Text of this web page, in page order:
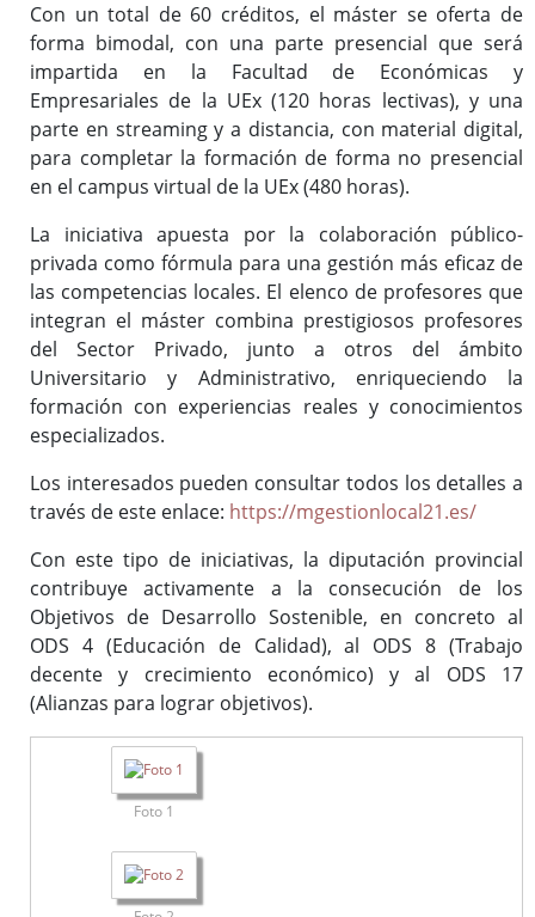
Con un total de 60 créditos, el máster se oferta de
forma bimodal, con una parte presencial que será
impartida en la Facultad de Económicas y
Empresariales de la UEx (120 horas lectivas), y una
parte en streaming y a distancia, con material digital,
para completar la formación de forma no presencial
en el campus virtual de la UEx (480 horas).
La iniciativa apuesta por la colaboración público-
privada como fórmula para una gestión más eficaz de
las competencias locales. El elenco de profesores que
integran el máster combina prestigiosos profesores
del Sector Privado, junto a otros del ámbito
Universitario y Administrativo, enriqueciendo la
formación con experiencias reales y conocimientos
especializados.
Los interesados pueden consultar todos los detalles a
través de este enlace: https://mgestionlocal21.es/
Con este tipo de iniciativas, la diputación provincial
contribuye activamente a la consecución de los
Objetivos de Desarrollo Sostenible, en concreto al
ODS 4 (Educación de Calidad), al ODS 8 (Trabajo
decente y crecimiento económico) y al ODS 17
(Alianzas para lograr objetivos).
Foto 1